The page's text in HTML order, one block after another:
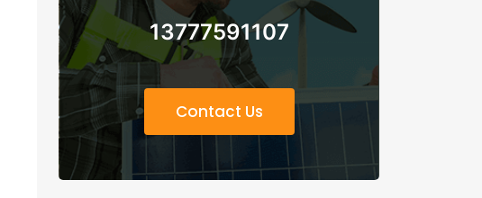
13777591107
Contact Us